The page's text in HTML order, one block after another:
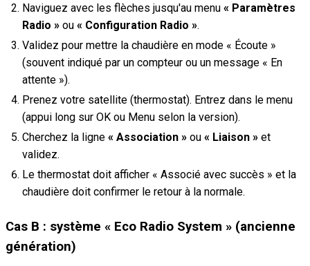
Naviguez avec les flèches jusqu'au menu « Paramètres
Radio » ou « Configuration Radio ».
Validez pour mettre la chaudière en mode « Écoute »
(souvent indiqué par un compteur ou un message « En
attente »).
Prenez votre satellite (thermostat). Entrez dans le menu
(appui long sur OK ou Menu selon la version).
Cherchez la ligne « Association » ou « Liaison » et
validez.
Le thermostat doit afficher « Associé avec succès » et la
chaudière doit confirmer le retour à la normale.
Cas B : système « Eco Radio System » (ancienne
génération)